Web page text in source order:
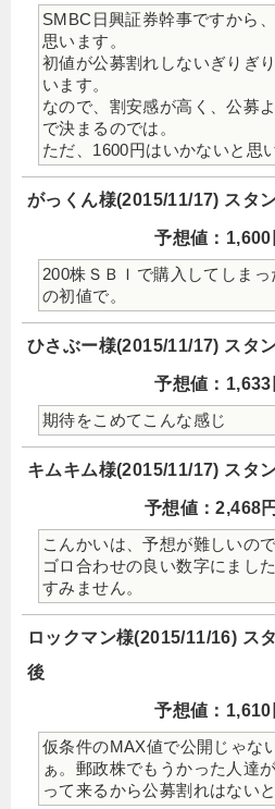
SMBC日興証券幹事ですから
思います。
初値が公募割れしないぎりぎ
います。
なので、割安感が高く、公募
で決まるのでは。
ただ、1600円はいかないと思
がっくん様(2015/11/17) スタ
予想値：1,600
200株ＳＢＩで購入してしま
の初値で。
ひさぶー様(2015/11/17) スタ
予想値：1,633
期待をこめてこんな感じ
キムキム様(2015/11/17) スタ
予想値：2,468
こんかいは、予想が難しいので
ゴロ合わせの良い数字にました
すみません。
ロックマン様(2015/11/16) ス
後
予想値：1,610
仮条件のMAX値で公開じゃな
ぁ。郵政株でもうかった人達
って来るから公募割れはない